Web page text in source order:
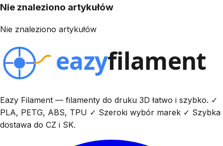
Nie znaleziono artykułów
Nie znaleziono artykułów
Eazy Filament — filamenty do druku 3D łatwo i szybko. ✓
PLA, PETG, ABS, TPU ✓ Szeroki wybór marek ✓ Szybka
dostawa do CZ i SK.